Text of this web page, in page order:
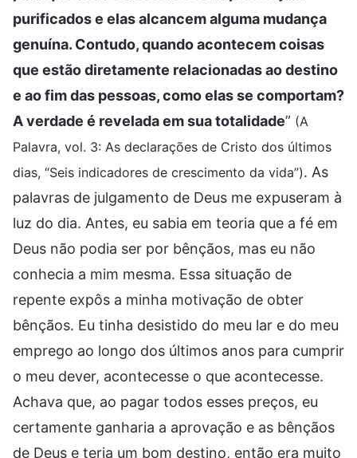
purificados e elas alcancem alguma mudança
genuína. Contudo, quando acontecem coisas
que estão diretamente relacionadas ao destino
e ao fim das pessoas, como elas se comportam?
A verdade é revelada em sua totalidade” (A
Palavra, vol. 3: As declarações de Cristo dos últimos
dias, “Seis indicadores de crescimento da vida”). As
palavras de julgamento de Deus me expuseram à
luz do dia. Antes, eu sabia em teoria que a fé em
Deus não podia ser por bênçãos, mas eu não
conhecia a mim mesma. Essa situação de
repente expôs a minha motivação de obter
bênçãos. Eu tinha desistido do meu lar e do meu
emprego ao longo dos últimos anos para cumprir
o meu dever, acontecesse o que acontecesse.
Achava que, ao pagar todos esses preços, eu
certamente ganharia a aprovação e as bênçãos
de Deus e teria um bom destino, então era muito